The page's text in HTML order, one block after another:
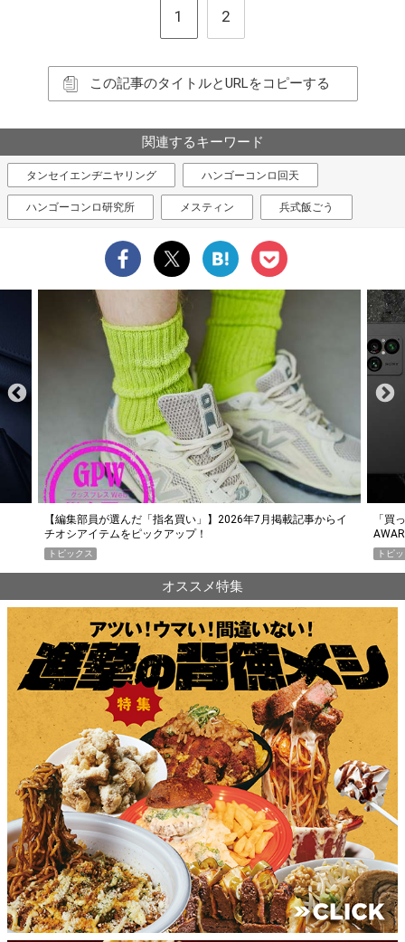
1 2
この記事のタイトルとURLをコピーする
関連するキーワード
タンセイエンヂニヤリング ハンゴーコンロ回天
ハンゴーコンロ研究所 メスティン 兵式飯ごう
「買って損なし」の極上スマホ5選【GoodsPress 2026上半期
AWARD】
トピックス
薄着
PR
オススメ特集